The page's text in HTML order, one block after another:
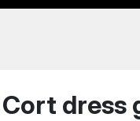
dress